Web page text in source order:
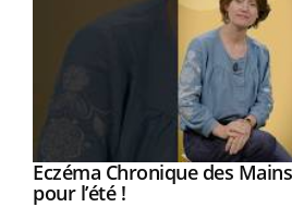
Youtube
Eczéma Chronique des
pour l’été !Youtube